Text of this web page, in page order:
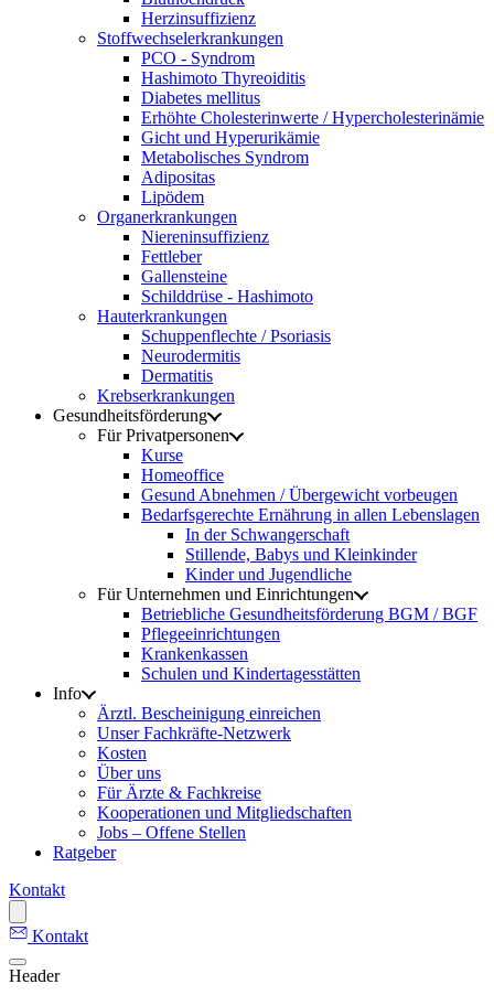
Herzinsuffizienz
Stoffwechselerkrankungen
PCO - Syndrom
Hashimoto Thyreoiditis
Diabetes mellitus
Erhöhte Cholesterinwerte / Hypercholesterinämie
Gicht und Hyperurikämie
Metabolisches Syndrom
Adipositas
Lipödem
Organerkrankungen
Niereninsuffizienz
Fettleber
Gallensteine
Schilddrüse - Hashimoto
Hauterkrankungen
Schuppenflechte / Psoriasis
Neurodermitis
Dermatitis
Krebserkrankungen
Gesundheitsförderung
Für Privatpersonen
Kurse
Homeoffice
Gesund Abnehmen / Übergewicht vorbeugen
Bedarfsgerechte Ernährung in allen Lebenslagen
In der Schwangerschaft
Stillende, Babys und Kleinkinder
Kinder und Jugendliche
Für Unternehmen und Einrichtungen
Betriebliche Gesundheitsförderung BGM / BGF
Pflegeeinrichtungen
Krankenkassen
Schulen und Kindertagesstätten
Info
Ärztl. Bescheinigung einreichen
Unser Fachkräfte-Netzwerk
Kosten
Über uns
Für Ärzte & Fachkreise
Kooperationen und Mitgliedschaften
Jobs – Offene Stellen
Ratgeber
Kontakt
Kontakt
Header